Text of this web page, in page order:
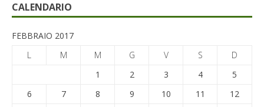
CALENDARIO
FEBBRAIO 2017
L
M M G V S
D
1
2 3 4
5
6
7 8 9 10 11
12